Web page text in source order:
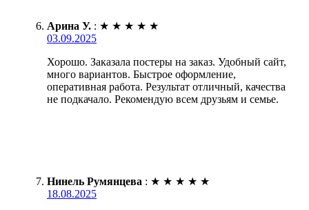
Арина У. : ★ ★ ★ ★ ★
03.09.2025
Хорошо. Заказала постеры на заказ. Удобный сайт,
много вариантов. Быстрое оформление,
оперативная работа. Результат отличный, качества
не подкачало. Рекомендую всем друзьям и семье.
Нинель Румянцева : ★ ★ ★ ★ ★
18.08.2025